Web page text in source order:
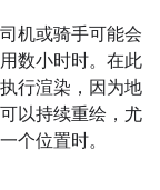
机或骑手可能会
数小时时。在此
行渲染，因为地
以持续重绘，尤
个位置时。